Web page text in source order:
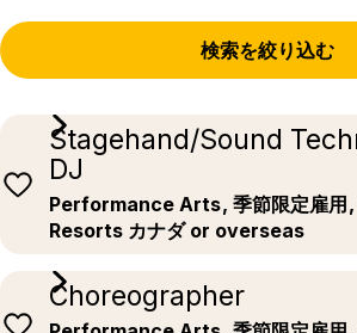
検索を絞り込む
Stagehand/Sound
DJ
Performance Arts, 季節限定雇用
Resorts カナダ or overseas
Choreographer